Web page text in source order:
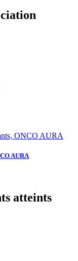
AURA
atteints